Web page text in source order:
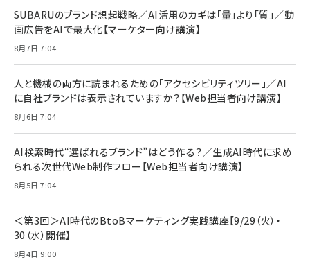
SUBARUのブランド想起戦略／AI活用のカギは「量」より「質」／動
画広告をAIで最大化【マーケター向け講演】
8月7日 7:04
人と機械の両方に読まれるための「アクセシビリティツリー」／AI
に自社ブランドは表示されていますか？【Web担当者向け講演】
8月6日 7:04
AI検索時代“選ばれるブランド”はどう作る？／生成AI時代に求め
られる次世代Web制作フロー【Web担当者向け講演】
8月5日 7:04
＜第3回＞AI時代のBtoBマーケティング実践講座【9/29（火）・
30（水）開催】
8月4日 9:00